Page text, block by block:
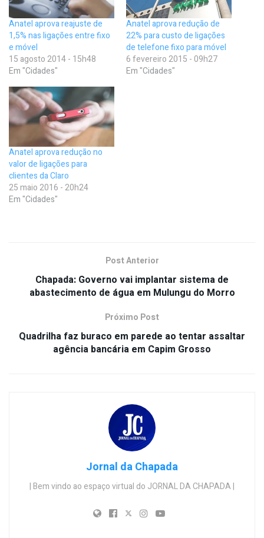
Anatel aprova reajuste de
1,5% nas ligações entre fixo
e móvel
15 agosto 2014 - 15h48
Em "Cidades"
Anatel aprova redução de
22% para custo de ligações
de telefone fixo para móvel
6 fevereiro 2015 - 09h27
Em "Cidades"
Anatel aprova redução no
valor de ligações para
clientes da Claro
25 maio 2016 - 20h24
Em "Cidades"
Post Anterior
Chapada: Governo vai implantar sistema de
abastecimento de água em Mulungu do Morro
Próximo Post
Quadrilha faz buraco em parede ao tentar assaltar
agência bancária em Capim Grosso
Jornal da Chapada
| Bem vindo ao espaço virtual do JORNAL DA CHAPADA |